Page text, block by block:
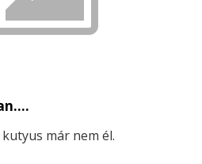
már nem él.